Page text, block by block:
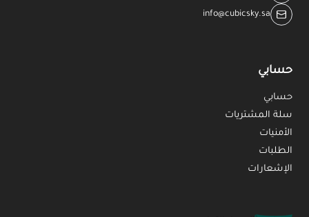
info@cubicsky.sa
حسابي
حسابي
سلة المشتريات
الأمنيات
الطلبات
الإشعارات